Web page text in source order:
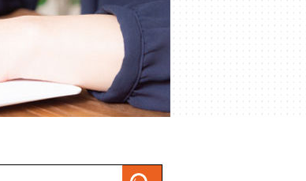
お問い合わせか
らの流れ
求人情報